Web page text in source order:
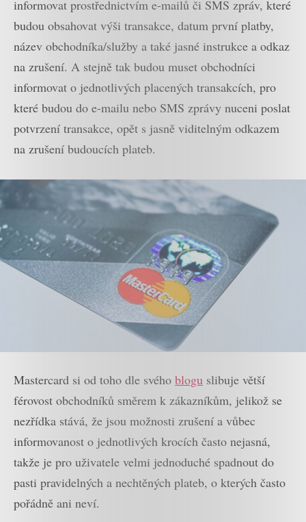
informovat prostřednictvím e-mailů či SMS zpráv, které
budou obsahovat výši transakce, datum první platby,
název obchodníka/služby a také jasné instrukce a odkaz
na zrušení. A stejně tak budou muset obchodníci
informovat o jednotlivých placených transakcích, pro
které budou do e-mailu nebo SMS zprávy nuceni poslat
potvrzení transakce, opět s jasně viditelným odkazem
na zrušení budoucích plateb.
Mastercard si od toho dle svého blogu slibuje větší
férovost obchodníků směrem k zákazníkům, jelikož se
nezřídka stává, že jsou možnosti zrušení a vůbec
informovanost o jednotlivých krocích často nejasná,
takže je pro uživatele velmi jednoduché spadnout do
pasti pravidelných a nechtěných plateb, o kterých často
pořádně ani neví.